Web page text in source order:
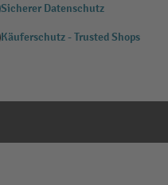
Sicherer Datenschutz
Käuferschutz - Trusted Shops